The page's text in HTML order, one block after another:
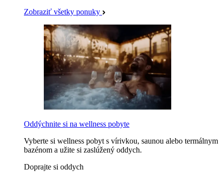
Zobraziť všetky ponuky
Oddýchnite si na wellness pobyte
Vyberte si wellness pobyt s vírivkou, saunou alebo termálnym
bazénom a užite si zaslúžený oddych.
Doprajte si oddych